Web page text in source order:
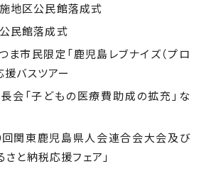
地区公民館落成式
民館落成式
市民限定「鹿児島レブナイズ（プロ
援バスツアー
「子どもの医療費助成の拡充」な
関東鹿児島県人会連合会大会及び
と納税応援フェア」